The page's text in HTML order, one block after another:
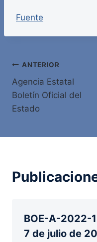
Fuente
Navegación
de
entradas
ANTERIOR
Agencia Estatal
Boletín Oficial del
Estado
BOE-A-2022-
7 de julio de